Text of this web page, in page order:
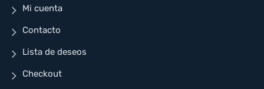
Mi cuenta
Contacto
Lista de deseos
Checkout